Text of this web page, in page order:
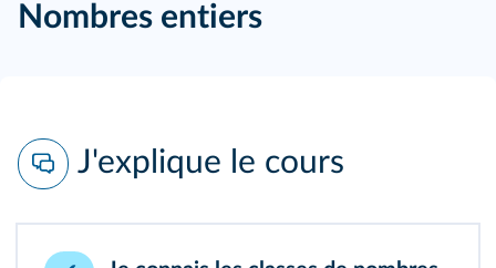
Nombres entiers
J'explique le cours